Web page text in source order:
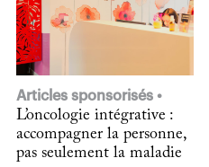
Articles sponsorisés
L’oncologie intégrative :
accompagner la personne,
pas seulement la maladie